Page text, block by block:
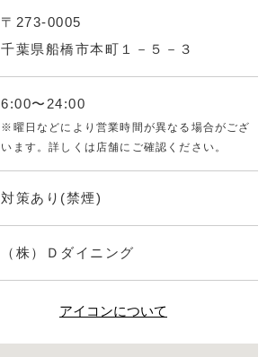
〒273-0005
千葉県船橋市本町１－５－３
6:00〜24:00
※曜日などにより営業時間が異なる場合がござ
います。詳しくは店舗にご確認ください。
対策あり(禁煙)
（株）Ｄダイニング
アイコンについて